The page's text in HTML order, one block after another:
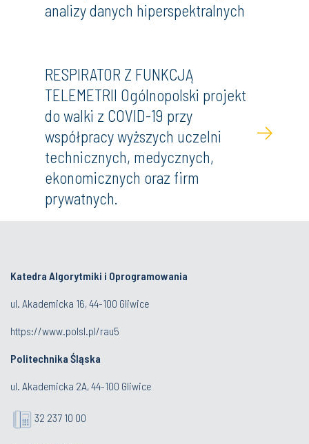
analizy danych hiperspektralnych
RESPIRATOR Z FUNKCJĄ
TELEMETRII Ogólnopolski projekt
do walki z COVID-19 przy
współpracy wyższych uczelni
technicznych, medycznych,
ekonomicznych oraz firm
prywatnych.
Katedra Algorytmiki i Oprogramowania
ul. Akademicka 16, 44-100 Gliwice
https://www.polsl.pl/rau5
Politechnika Śląska
ul. Akademicka 2A, 44-100 Gliwice
32 237 10 00